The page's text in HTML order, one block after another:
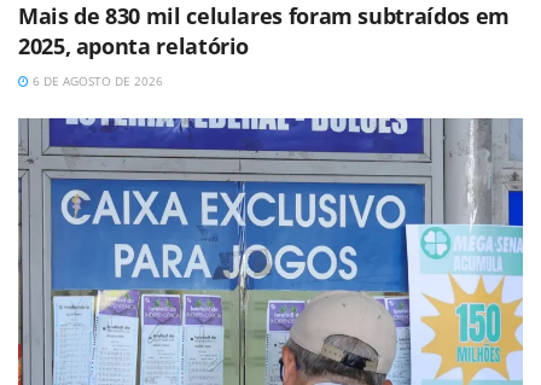
Mais de 830 mil celulares foram subtraídos em
2025, aponta relatório
6 DE AGOSTO DE 2026